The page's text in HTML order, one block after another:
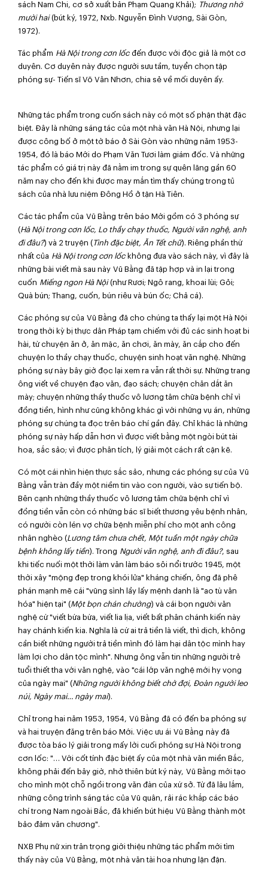
sách Nam Chi, cơ sở xuất bản Phạm Quang Khải); Thương nhớ
mười hai(bút ký, 1972, Nxb. Nguyễn Đình Vượng, Sài Gòn,
1972).
Tác phẩm Hà Nội trong cơn lốc đến được với độc giả là một cơ
duyên. Cơ duyên này được người sưu tầm, tuyển chọn tập
phóng sự- Tiến sĩ Võ Văn Nhơn, chia sẻ về mối duyên ấy.
Những tác phẩm trong cuốn sách này có một số phận thật đặc
biệt. Đây là những sáng tác của một nhà văn Hà Nội, nhưng lại
được công bố ở một tờ báo ở Sài Gòn vào những năm 1953-
1954, đó là báo Mới do Phạm Văn Tươi làm giám đốc. Và những
tác phẩm có giá trị này đã nằm im trong sự quên lãng gần 60
năm nay cho đến khi được may mắn tìm thấy chúng trong tủ
sách của nhà lưu niệm Đông Hồ ở tận Hà Tiên.
Các tác phẩm của Vũ Bằng trên báo Mới gồm có 3 phóng sự
(Hà Nội trong cơn lốc, Lo thầy chạy thuốc, Người văn nghệ, anh
đi đâu?) và 2 truyện (Tình đặc biệt, Ăn Tết chữ). Riêng phần thứ
nhất của Hà Nội trong cơn lốckhông đưa vào sách này, vì đây là
những bài viết mà sau này Vũ Bằng đã tập hợp và in lại trong
cuốn Miếng ngon Hà Nội(như Rươi; Ngô rang, khoai lùi; Gỏi;
Quà bún; Thang, cuốn, bún riêu và bún ốc; Chả cá).
Các phóng sự của Vũ Bằng đã cho chúng ta thấy lại một Hà Nội
trong thời kỳ bị thực dân Pháp tạm chiếm với đủ các sinh hoạt bi
hài, từ chuyện ăn ở, ăn mặc, ăn chơi, ăn mày, ăn cắp cho đến
chuyện lo thầy chạy thuốc, chuyện sinh hoạt văn nghệ. Những
phóng sự này bây giờ đọc lại xem ra vẫn rất thời sự. Những trang
ông viết về chuyện đạo văn, đạo sách; chuyện chăn dắt ăn
mày; chuyện những thầy thuốc vô lương tâm chữa bệnh chỉ vì
đồng tiền, hình như cũng không khác gì với những vụ án, những
phóng sự chúng ta đọc trên báo chí gần đây. Chỉ khác là những
phóng sự này hấp dẫn hơn vì được viết bằng một ngòi bút tài
hoa, sắc sảo; vì được phân tích, lý giải một cách rất cặn kẽ.
Có một cái nhìn hiện thực sắc sảo, nhưng các phóng sự của Vũ
Bằng vẫn tràn đầy một niềm tin vào con người, vào sự tiến bộ.
Bên cạnh những thầy thuốc vô lương tâm chữa bệnh chỉ vì
đồng tiền vẫn còn có những bác sĩ biết thương yêu bệnh nhân,
có người còn lén vợ chữa bệnh miễn phí cho một anh công
nhân nghèo (Lương tâm chưa chết, Một tuần một ngày chữa
bệnh không lấy tiền). Trong Người văn nghệ, anh đi đâu?, sau
khi tiếc nuối một thời làm văn làm báo sôi nổi trước 1945, một
thời xây "mộng đẹp trong khói lửa" kháng chiến, ông đã phê
phán mạnh mẽ cái "vũng sình lầy lấy mệnh danh là "ao tù văn
hóa" hiện tại" (Một bọn chán chường) và cái bọn người văn
nghệ cứ "viết bứa bừa, viết lia lịa, viết bất phân chánh kiến này
hay chánh kiến kia. Nghĩa là cứ ai trả tiền là viết, thì dịch, không
cần biết những người trả tiền mình đó làm hại dân tộc mình hay
làm lợi cho dân tộc mình". Nhưng ông vẫn tin những người trẻ
tuổi thiết tha với văn nghệ, vào "cái lớp văn nghệ mới hy vọng
của ngày mai" (Những người không biết chờ đợi, Đoàn người leo
núi, Ngày mai… ngày mai).
Chỉ trong hai năm 1953, 1954, Vũ Bằng đã có đến ba phóng sự
và hai truyện đăng trên báo Mới. Việc ưu ái Vũ Bằng này đã
được tòa báo lý giải trong mấy lời cuối phóng sự Hà Nội trong
cơn lốc: "… Với cốt tính đặc biệt ấy của một nhà văn miền Bắc,
không phải đến bây giờ, nhờ thiên bút ký này, Vũ Bằng mới tạo
cho mình một chỗ ngồi trong văn đàn của xứ sở. Từ đã lâu lắm,
những công trình sáng tác của Vũ quân, rải rác khắp các báo
chí trong Nam ngoài Bắc, đã khiến bút hiệu Vũ Bằng thành một
bảo đảm văn chương".
NXB Phụ nữ xin trân trọng giới thiệu những tác phẩm mới tìm
thấy này của Vũ Bằng, một nhà văn tài hoa nhưng lận đận.